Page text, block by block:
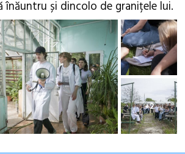
înăuntru și dincolo de granițele lui.
+2